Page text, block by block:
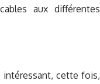
aux différentes
intéressant, cette fois,